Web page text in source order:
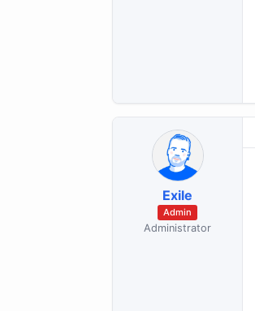
Exile
Admin
Administrator